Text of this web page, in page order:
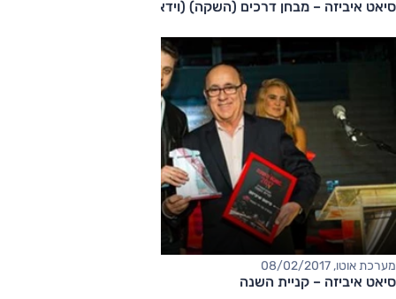
סיאט איביזה – מבחן דרכים (השקה) (וידאו)
מערכת אוטו, 08/02/2017
סיאט איביזה – קניית השנה